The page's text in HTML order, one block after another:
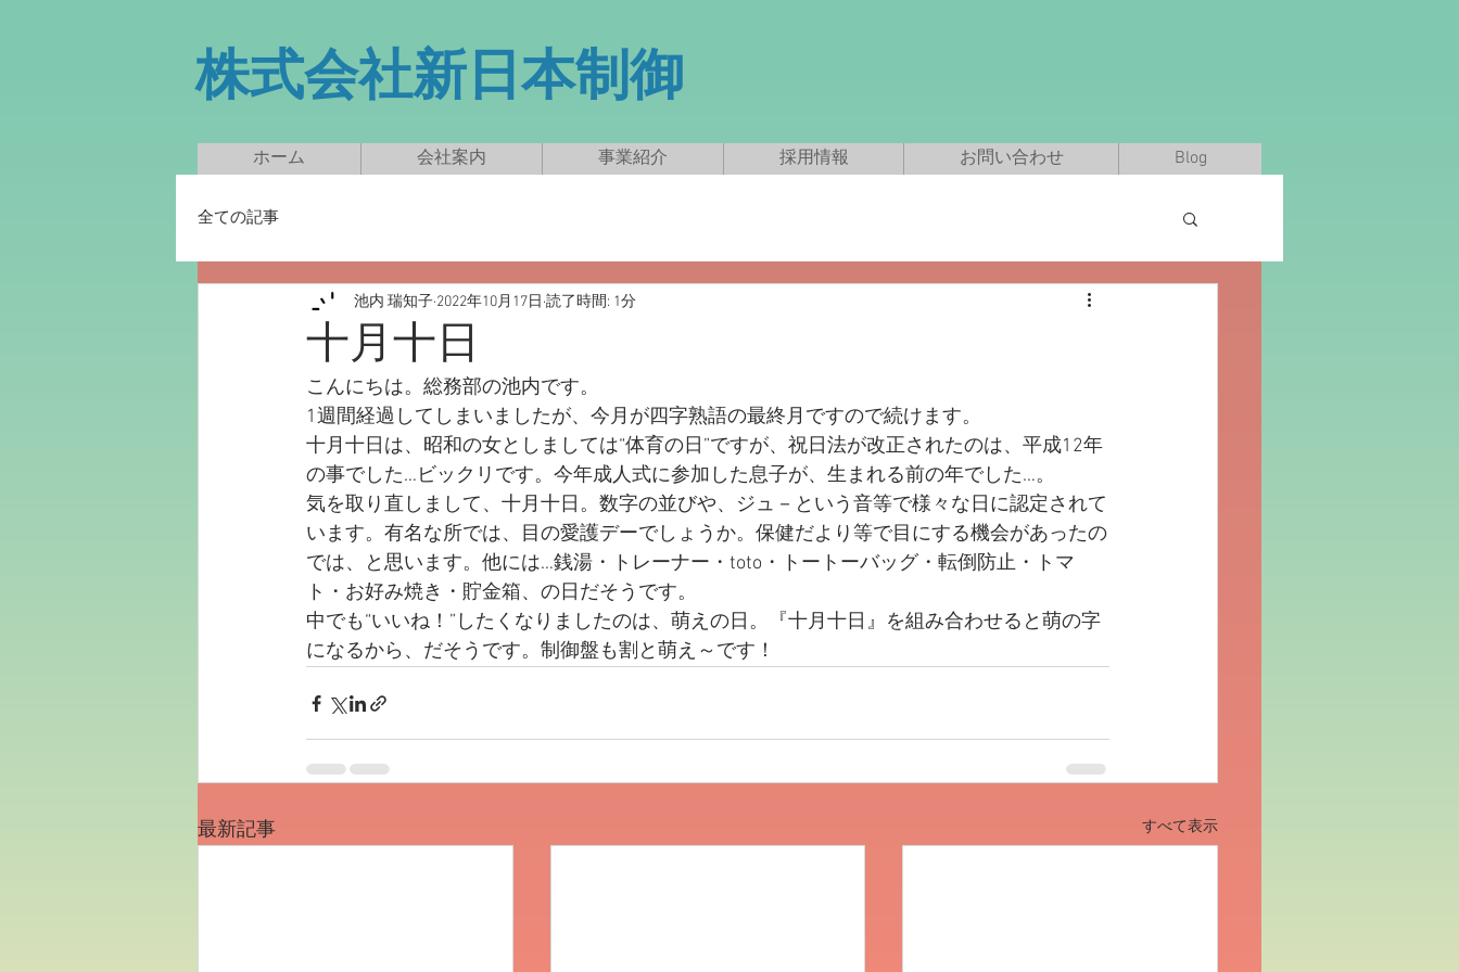
​株式会社新日本制御
ホーム 会社案内 事業紹介 採用情報 お問い合わせ Blog
全ての記事
十月十日
池内 瑞知子 2022年10月17日 読了時間: 1分
こんにちは。総務部の池内です。
1週間経過してしまいましたが、今月が四字熟語の最終月ですので続けます。
十月十日は、昭和の女としましては“体育の日”ですが、祝日法が改正されたのは、平成12年
の事でした…ビックリです。今年成人式に参加した息子が、生まれる前の年でした…。
気を取り直しまして、十月十日。数字の並びや、ジュ－という音等で様々な日に認定されて
います。有名な所では、目の愛護デーでしょうか。保健だより等で目にする機会があったの
では、と思います。他には…銭湯・トレーナー・toto・トートーバッグ・転倒防止・トマ
ト・お好み焼き・貯金箱、の日だそうです。
中でも“いいね！”したくなりましたのは、萌えの日。『十月十日』を組み合わせると萌の字
になるから、だそうです。制御盤も割と萌え～です！
最新記事 すべて表示